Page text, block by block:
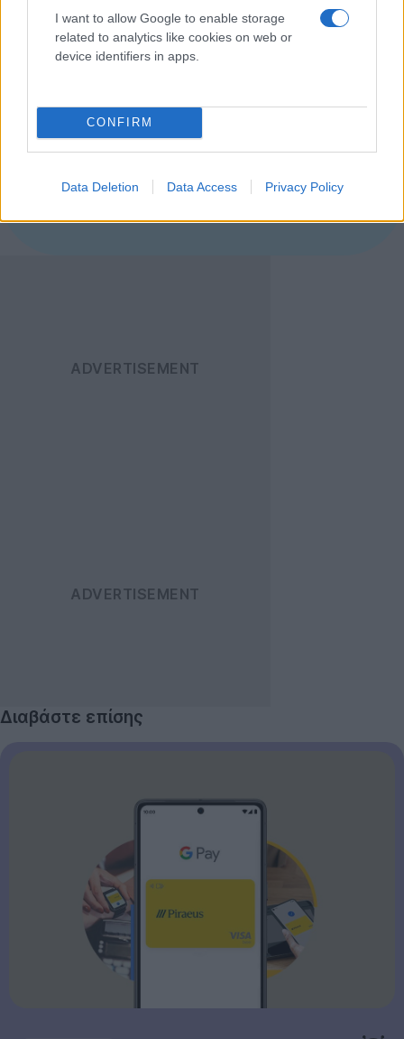
I want to allow Google to enable storage
related to analytics like cookies on web or
device identifiers in apps.
CONFIRM
Data Deletion Data Access Privacy Policy
τιμή τους είναι €600 για κουνάβι, και €850για
σκίουρο. Εις υγείαν!
GizMag]
Ακολουθήστε το
Techgear.gr στο Google
ενημερώνεστε άμεσα
Διαβάστε επίσης